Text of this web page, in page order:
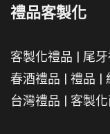
禮品客製化
客製化禮品 | 尾
春酒禮品 | 禮品 |
台灣禮品 | 客製